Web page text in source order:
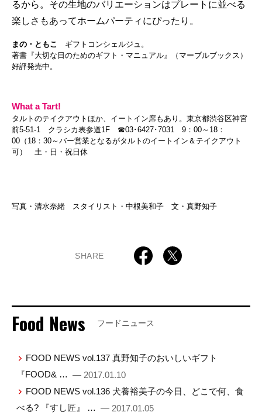
るから。その生地のバリエーションはプレートに並べる
楽しさもあってホームパーティにぴったり。
まの・ともこ
ギフトコンシェルジュ。
著書『大切な日のためのギフト・マニュアル』（マーブルブックス）
好評発売中。
What a Tart!
タルトのテイクアウトほか、イートイン席もあり。東京都渋谷区神宮
前5-51-1 クラシカ表参道1F ☎03･6427･7031 9：00～18：
00（18：30～バー営業となるがタルトのイートイン＆テイクアウト
可） 土・日・祝日休
写真・清水奈緒 スタイリスト・中根美和子 文・真野知子
SHARE
Food News フードニュース
FOOD NEWS vol.137 真野知子のおいしいギフト
『FOOD& … — 2017.01.10
FOOD NEWS vol.136 犬養裕美子の今日、どこで何、食
べる? 『すし匠』 … — 2017.01.05